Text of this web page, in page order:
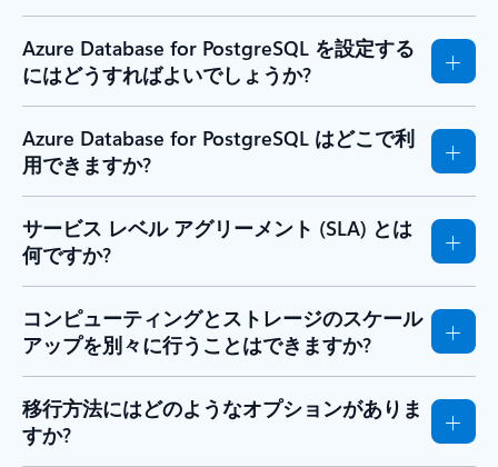
Azure Database for PostgreSQL を設定する
にはどうすればよいでしょうか?
Azure Database for PostgreSQL はどこで利
用できますか?
サービス レベル アグリーメント (SLA) とは
何ですか?
コンピューティングとストレージのスケール
アップを別々に行うことはできますか?
移行方法にはどのようなオプションがありま
すか?